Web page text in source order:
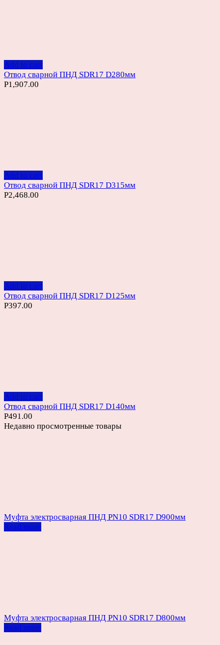
Add to cart
Отвод сварной ПНД SDR17 D280мм
Р1,907.00
Add to cart
Отвод сварной ПНД SDR17 D315мм
Р2,468.00
Add to cart
Отвод сварной ПНД SDR17 D125мм
Р397.00
Add to cart
Отвод сварной ПНД SDR17 D140мм
Р491.00
Недавно просмотренные товары
Муфта электросварная ПНД PN10 SDR17 D900мм
Read more
Муфта электросварная ПНД PN10 SDR17 D800мм
Read more